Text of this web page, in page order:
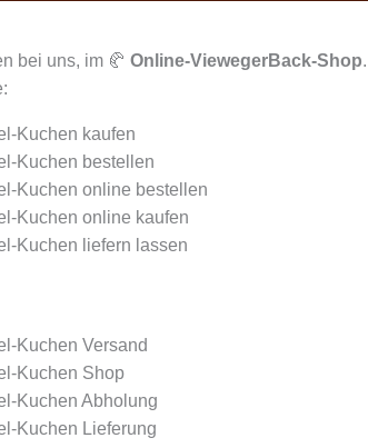
bei uns, im 🥐 Online-ViewegerBack-Shop.
Kuchen kaufen
Kuchen bestellen
Kuchen online bestellen
Kuchen online kaufen
Kuchen liefern lassen
Kuchen Versand
Kuchen Shop
Kuchen Abholung
Kuchen Lieferung